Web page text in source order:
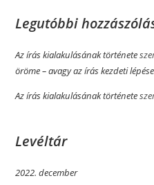
Legutóbbi
Az írás kialakulásának története
öröme­­ – avagy az írás kezdeti
Az írás kialakulásának története
Levéltár
2022. december